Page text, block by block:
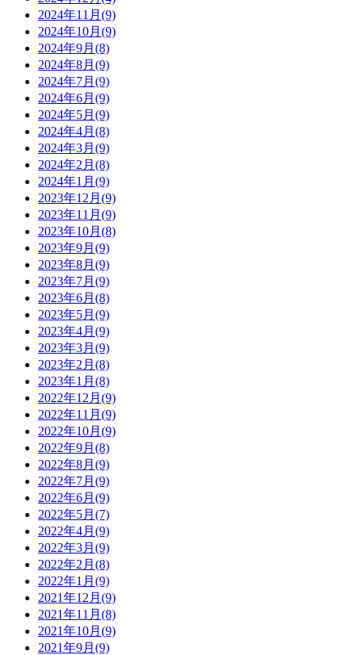
2024年11月(9)
2024年10月(9)
2024年9月(8)
2024年8月(9)
2024年7月(9)
2024年6月(9)
2024年5月(9)
2024年4月(8)
2024年3月(9)
2024年2月(8)
2024年1月(9)
2023年12月(9)
2023年11月(9)
2023年10月(8)
2023年9月(9)
2023年8月(9)
2023年7月(9)
2023年6月(8)
2023年5月(9)
2023年4月(9)
2023年3月(9)
2023年2月(8)
2023年1月(8)
2022年12月(9)
2022年11月(9)
2022年10月(9)
2022年9月(8)
2022年8月(9)
2022年7月(9)
2022年6月(9)
2022年5月(7)
2022年4月(9)
2022年3月(9)
2022年2月(8)
2022年1月(9)
2021年12月(9)
2021年11月(8)
2021年10月(9)
2021年9月(9)